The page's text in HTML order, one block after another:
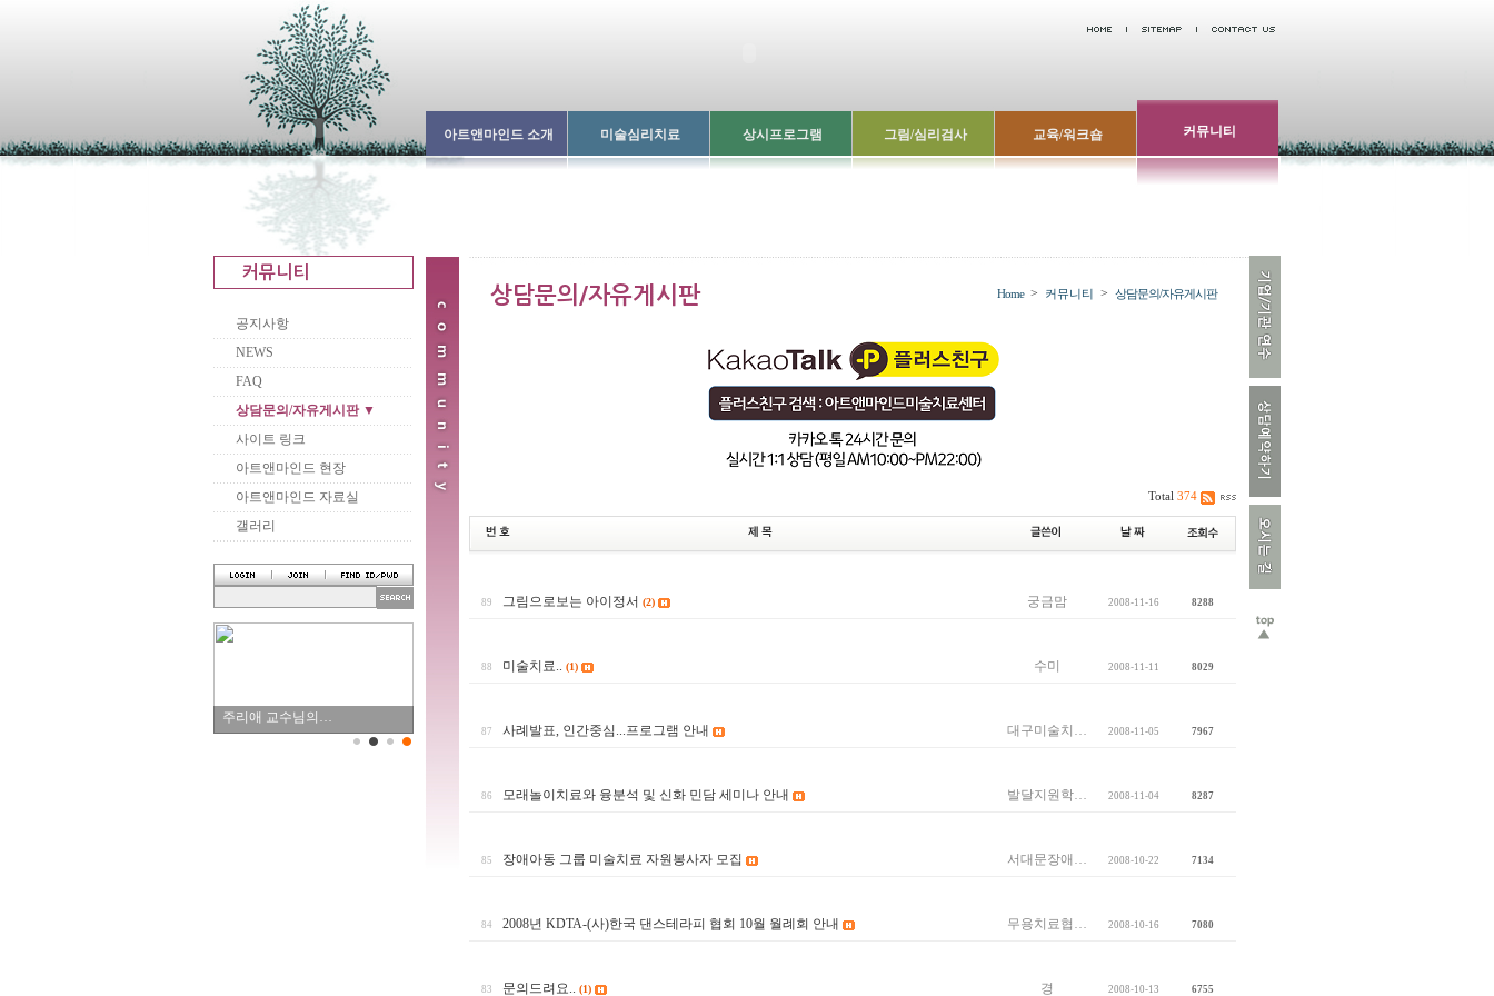
아트앤마인드 소개 미술심리치료 상시프로그램 그림/심리검사 교육/워크숍 커뮤니티
공지사항
NEWS
FAQ
상담문의/자유게시판 ▼
사이트 링크
아트앤마인드 현장
아트앤마인드 자료실
갤러리
주리애 교수님의…
Home > 커뮤니티 > 상담문의/자유게시판
Total 374
89 그림으로보는 아이정서 (2) 궁금맘 2008-11-16 8288
88 미술치료.. (1) 수미 2008-11-11 8029
87 사례발표, 인간중심...프로그램 안내 대구미술치… 2008-11-05 7967
86 모래놀이치료와 융분석 및 신화 민담 세미나 안내 발달지원학… 2008-11-04 8287
85 장애아동 그룹 미술치료 자원봉사자 모집 서대문장애… 2008-10-22 7134
84 2008년 KDTA-(사)한국 댄스테라피 협회 10월 월례회 안내 무용치료협… 2008-10-16 7080
83 문의드려요.. (1) 경 2008-10-13 6755